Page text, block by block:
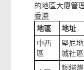
的地區大廈管
香港
地區
地址
中西
區
堅尼
城社
銅鑼